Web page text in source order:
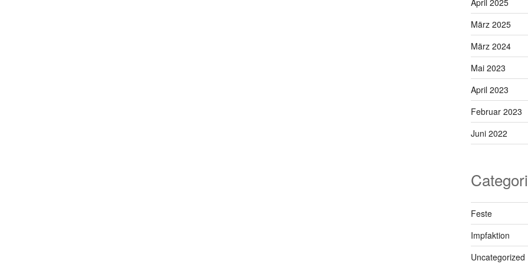
April 2025
März 2025
März 2024
Mai 2023
April 2023
Februar 2023
Juni 2022
Feste
Impfaktion
Uncategorized